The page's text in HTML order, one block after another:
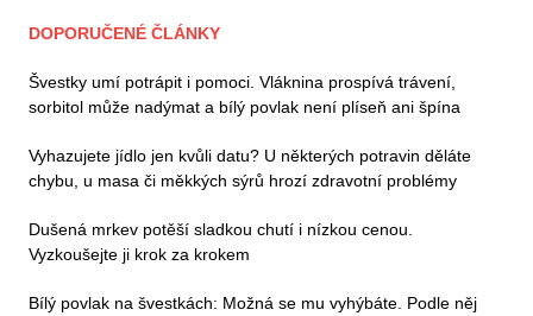
DOPORUČENÉ ČLÁNKY
Švestky umí potrápit i pomoci. Vláknina prospívá trávení,
sorbitol může nadýmat a bílý povlak není plíseň ani špína
Vyhazujete jídlo jen kvůli datu? U některých potravin děláte
chybu, u masa či měkkých sýrů hrozí zdravotní problémy
Dušená mrkev potěší sladkou chutí i nízkou cenou.
Vyzkoušejte ji krok za krokem
Bílý povlak na švestkách: Možná se mu vyhýbáte. Podle něj